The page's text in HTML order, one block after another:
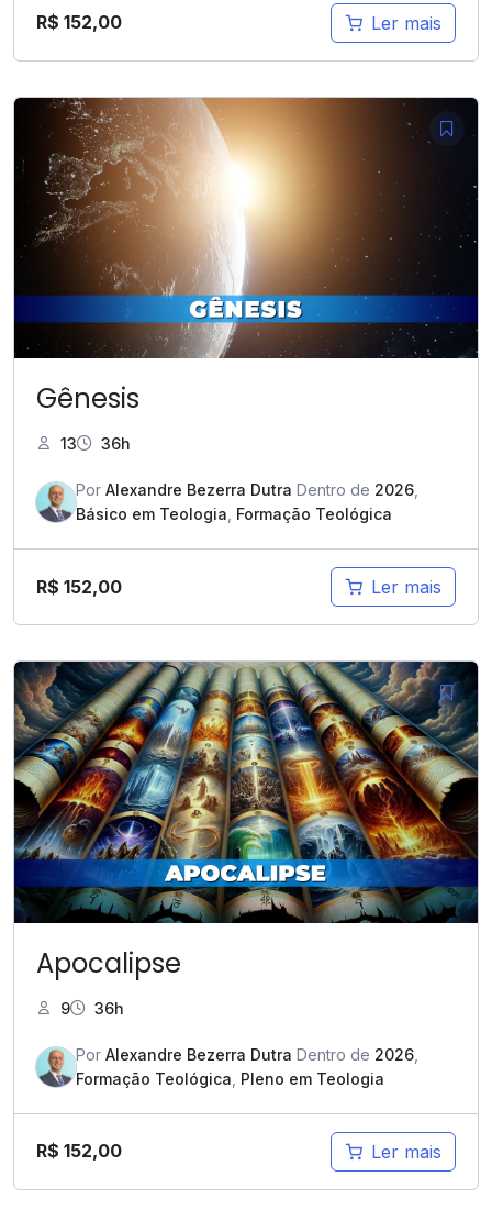
R$ 152,00 Ler mais
Gênesis
13 36h
Por Alexandre Bezerra Dutra Dentro de 2026
Básico em Teologia Formação Teológica
R$ 152,00 Ler mais
Apocalipse
9 36h
Por Alexandre Bezerra Dutra Dentro de 2026
Formação Teológica Pleno em Teologia
R$ 152,00 Ler mais